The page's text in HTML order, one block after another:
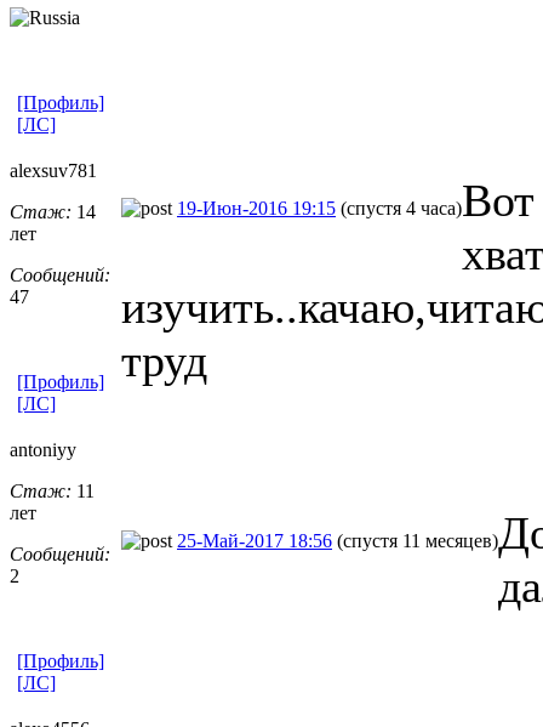
[Профиль]
[ЛС]
alexsuv781
Стаж: 14
лет
Сообщений:
47
19-Июн-2016 19:15 (спустя 4 часа)
труд
[Профиль]
[ЛС]
antoniyy
Стаж: 11
лет
Сообщений:
2
25-Май-2017 18:56 (спустя 11 месяцев)
[Профиль]
[ЛС]